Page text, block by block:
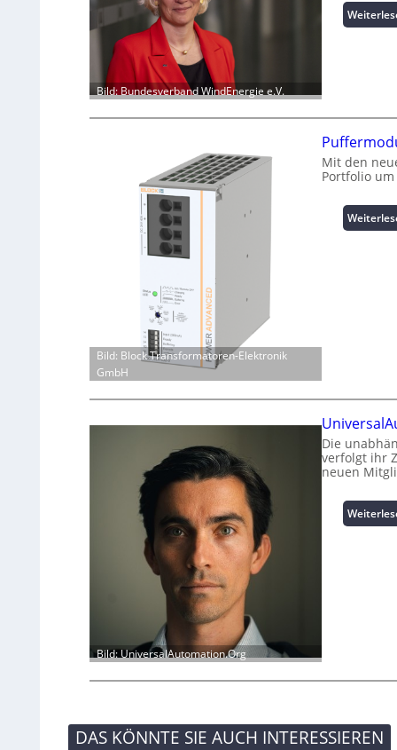
Bild: Bundesverband WindEnergie e.V.
Bild: Block Transformatoren-Elektronik
GmbH
Mit den
Portfolio
Bild: UniversalAutomation.Org
Die
verfolgt ihr
neuen
DAS KÖNNTE SIE AUCH INTERESSIEREN